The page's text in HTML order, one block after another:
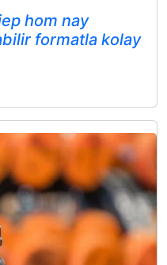
hom nay
formatla kolay